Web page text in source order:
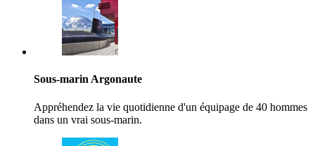
Sous-marin Argonaute
Appréhendez la vie quotidienne d'un équipage de 40 hommes
dans un vrai sous-marin.